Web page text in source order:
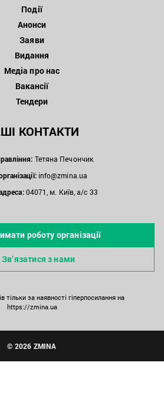
Події
Анонси
Заяви
Видання
Медіа про нас
Вакансії
Тендери
КОНТАКТИ
Тетяна Печончик
info@zmina.ua
04071, м. Київ, а/с 33
роботу організації
Зв’язатися з нами
тільки за наявності гіперпосилання на
https://zmina.ua
© 2026 ZMINA